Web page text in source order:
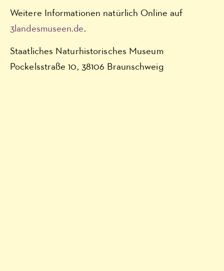
Weitere Informationen natürlich Online auf
3landesmuseen.de.
Staatliches Naturhistorisches Museum
Pockelsstraße 10, 38106 Braunschweig